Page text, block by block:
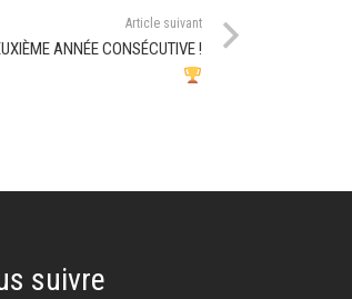
Article suivant
ANNÉE CONSÉCUTIVE !
suivre